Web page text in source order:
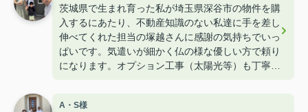
茨城県で生まれ育った私が埼玉県深谷市の物件を購
入するにあたり、不動産知識のない私達に手を差し
伸べてくれた担当の塚越さんに感謝の気持ちでいっ
ぱいです。気遣いが細かく仏の様な優しい方で頼り
になります。オプション工事（太陽光等）も丁寧に
A・S様